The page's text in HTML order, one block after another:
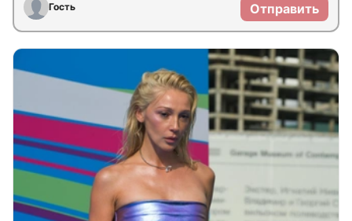
Гость Отправить